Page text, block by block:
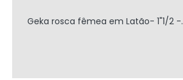
Geka rosca fêmea em Latão- 1"1/2 -.